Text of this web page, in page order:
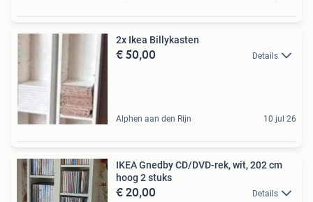
2x Ikea Billykasten
€ 50,00 Details
Alphen aan den Rijn 10 jul 26
IKEA Gnedby CD/DVD-rek, wit, 202 cm
hoog 2 stuks
€ 20,00 Details